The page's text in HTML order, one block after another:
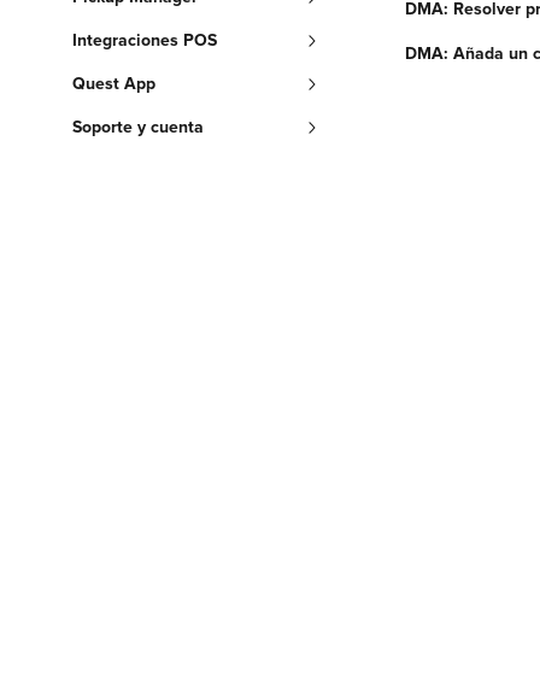
Integraciones POS
Quest App
Soporte y cuenta
DMA: Resolver
DMA: Añada un